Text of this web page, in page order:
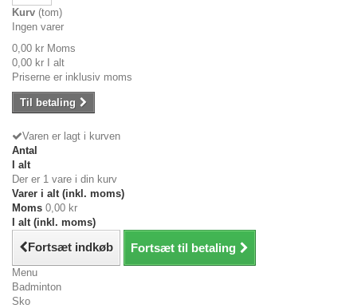
Kurv (tom)
Ingen varer
0,00 kr Moms
0,00 kr I alt
Priserne er inklusiv moms
Til betaling
Varen er lagt i kurven
Antal
I alt
Der er 1 vare i din kurv
Varer i alt (inkl. moms)
Moms 0,00 kr
I alt (inkl. moms)
Fortsæt indkøb Fortsæt til betaling
Menu
Badminton
Sko